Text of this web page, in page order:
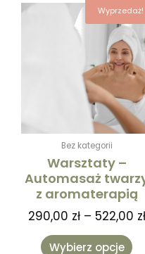
Wyprzedaż!
Bez kategorii
Warsztaty –
Automasaż
z aromaterapią
290,00 zł – 522,00 zł
Wybierz opcje
Ten
na